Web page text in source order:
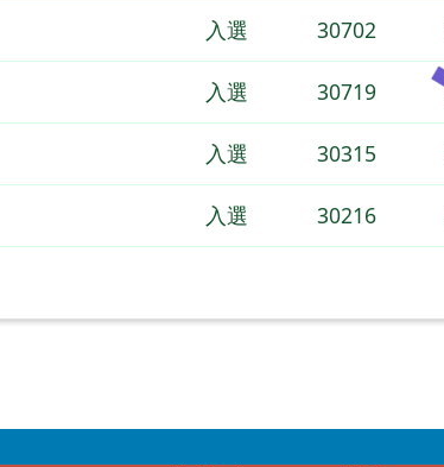
入選 30702
入選 30719
入選 30315
入選 30216